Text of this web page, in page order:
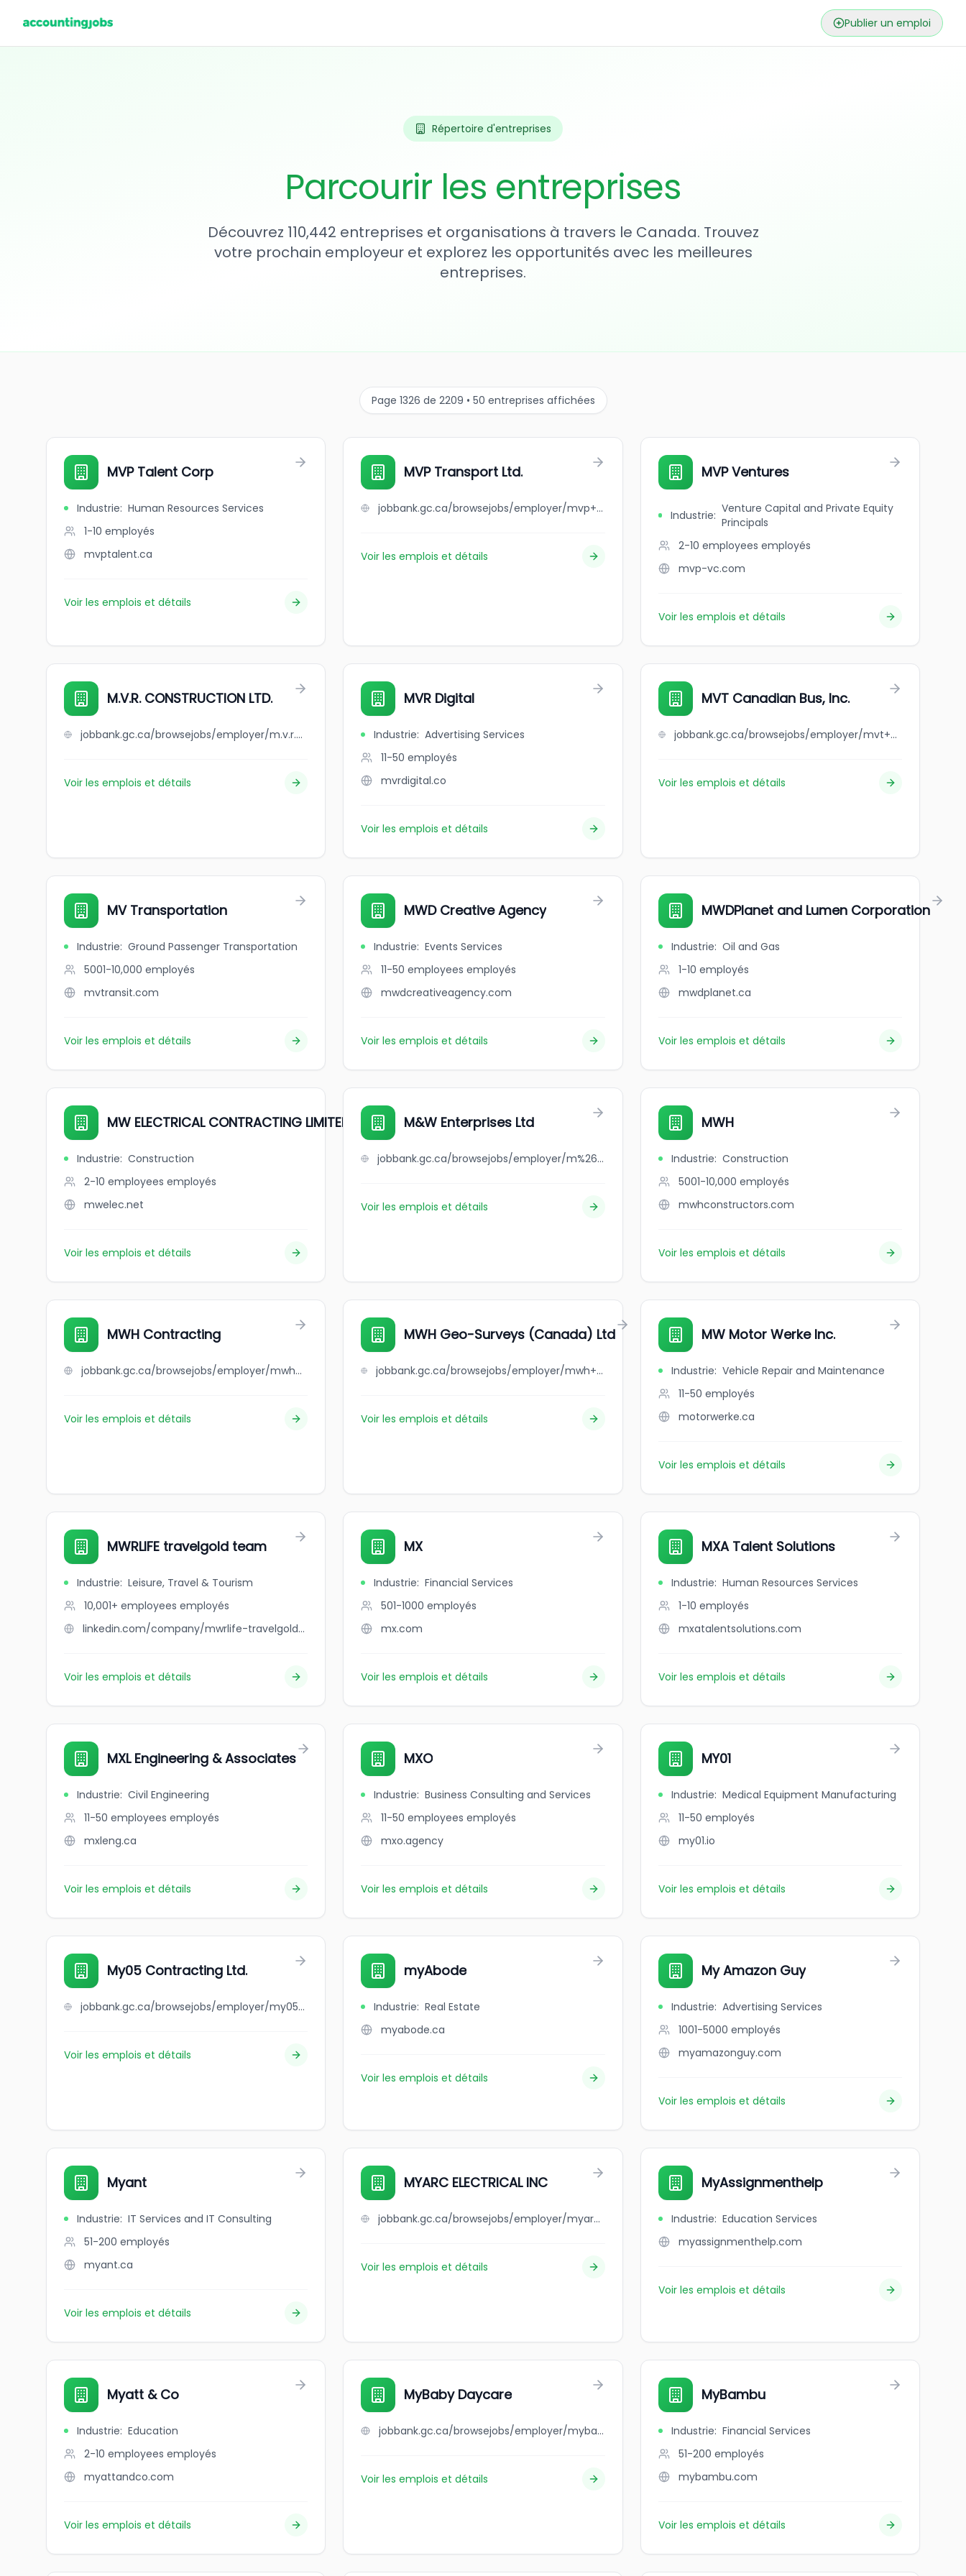
Publier un emploi
Répertoire d'entreprises
Parcourir les entreprises
Découvrez 110,442 entreprises et organisations à travers le Canada. Trouvez
votre prochain employeur et explorez les opportunités avec les meilleures
entreprises.
Page 1326 de 2209 • 50 entreprises affichées
MVP Talent Corp
Industrie: Human Resources Services
1-10 employés
mvptalent.ca
Voir les emplois et détails
MVP Transport Ltd.
jobbank.gc.ca/browsejobs/employer/mvp+transport+ltd./ca
Voir les emplois et détails
MVP Ventures
Industrie: Venture Capital and Private Equity
Principals
2-10 employees employés
mvp-vc.com
Voir les emplois et détails
M.V.R. CONSTRUCTION LTD.
jobbank.gc.ca/browsejobs/employer/m.v.r.+construction+ltd./ca
Voir les emplois et détails
MVR Digital
Industrie: Advertising Services
11-50 employés
mvrdigital.co
Voir les emplois et détails
MVT Canadian Bus, Inc.
jobbank.gc.ca/browsejobs/employer/mvt+canadian+bus%2C+inc./ca
Voir les emplois et détails
MV Transportation
Industrie: Ground Passenger Transportation
5001-10,000 employés
mvtransit.com
Voir les emplois et détails
MWD Creative Agency
Industrie: Events Services
11-50 employees employés
mwdcreativeagency.com
Voir les emplois et détails
MWDPlanet and Lumen Corporation
Industrie: Oil and Gas
1-10 employés
mwdplanet.ca
Voir les emplois et détails
MW ELECTRICAL CONTRACTING LIMITED
Industrie: Construction
2-10 employees employés
mwelec.net
Voir les emplois et détails
M&W Enterprises Ltd
jobbank.gc.ca/browsejobs/employer/m%26w+enterprises+ltd/ca
Voir les emplois et détails
MWH
Industrie: Construction
5001-10,000 employés
mwhconstructors.com
Voir les emplois et détails
MWH Contracting
jobbank.gc.ca/browsejobs/employer/mwh+contracting/ca
Voir les emplois et détails
MWH Geo-Surveys (Canada) Ltd
jobbank.gc.ca/browsejobs/employer/mwh+geo-surveys+%28canada%29+ltd/ca
Voir les emplois et détails
MW Motor Werke Inc.
Industrie: Vehicle Repair and Maintenance
11-50 employés
motorwerke.ca
Voir les emplois et détails
MWRLIFE travelgold team
Industrie: Leisure, Travel & Tourism
10,001+ employees employés
linkedin.com/company/mwrlife-travelgold-team
Voir les emplois et détails
MX
Industrie: Financial Services
501-1000 employés
mx.com
Voir les emplois et détails
MXA Talent Solutions
Industrie: Human Resources Services
1-10 employés
mxatalentsolutions.com
Voir les emplois et détails
MXL Engineering & Associates
Industrie: Civil Engineering
11-50 employees employés
mxleng.ca
Voir les emplois et détails
MXO
Industrie: Business Consulting and Services
11-50 employees employés
mxo.agency
Voir les emplois et détails
MY01
Industrie: Medical Equipment Manufacturing
11-50 employés
my01.io
Voir les emplois et détails
My05 Contracting Ltd.
jobbank.gc.ca/browsejobs/employer/my05+contracting+ltd./ca
Voir les emplois et détails
myAbode
Industrie: Real Estate
myabode.ca
Voir les emplois et détails
My Amazon Guy
Industrie: Advertising Services
1001-5000 employés
myamazonguy.com
Voir les emplois et détails
Myant
Industrie: IT Services and IT Consulting
51-200 employés
myant.ca
Voir les emplois et détails
MYARC ELECTRICAL INC
jobbank.gc.ca/browsejobs/employer/myarc+electrical+inc/ca
Voir les emplois et détails
MyAssignmenthelp
Industrie: Education Services
myassignmenthelp.com
Voir les emplois et détails
Myatt & Co
Industrie: Education
2-10 employees employés
myattandco.com
Voir les emplois et détails
MyBaby Daycare
jobbank.gc.ca/browsejobs/employer/mybaby+daycare/ca
Voir les emplois et détails
MyBambu
Industrie: Financial Services
51-200 employés
mybambu.com
Voir les emplois et détails